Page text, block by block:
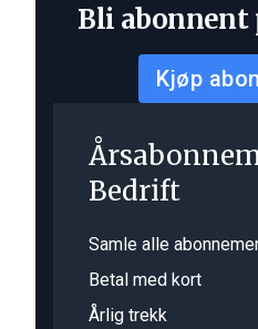
Bli abonnent
Kjøp
Bedrift
Samle alle
Betal med kort
Årlig trekk